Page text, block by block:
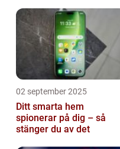
02 september 2025
Ditt smarta hem
spionerar på dig – så
stänger du av det